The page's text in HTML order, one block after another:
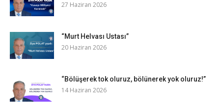
27 Haziran 2026
“Murt Helvası Ustası”
20 Haziran 2026
“Bölüşerek tok oluruz, bölünerek yok oluruz!”
14 Haziran 2026